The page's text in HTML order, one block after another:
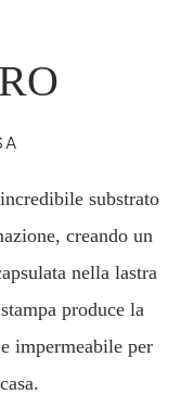
substrato
creando un
nella lastra
produce la
impermeabile per